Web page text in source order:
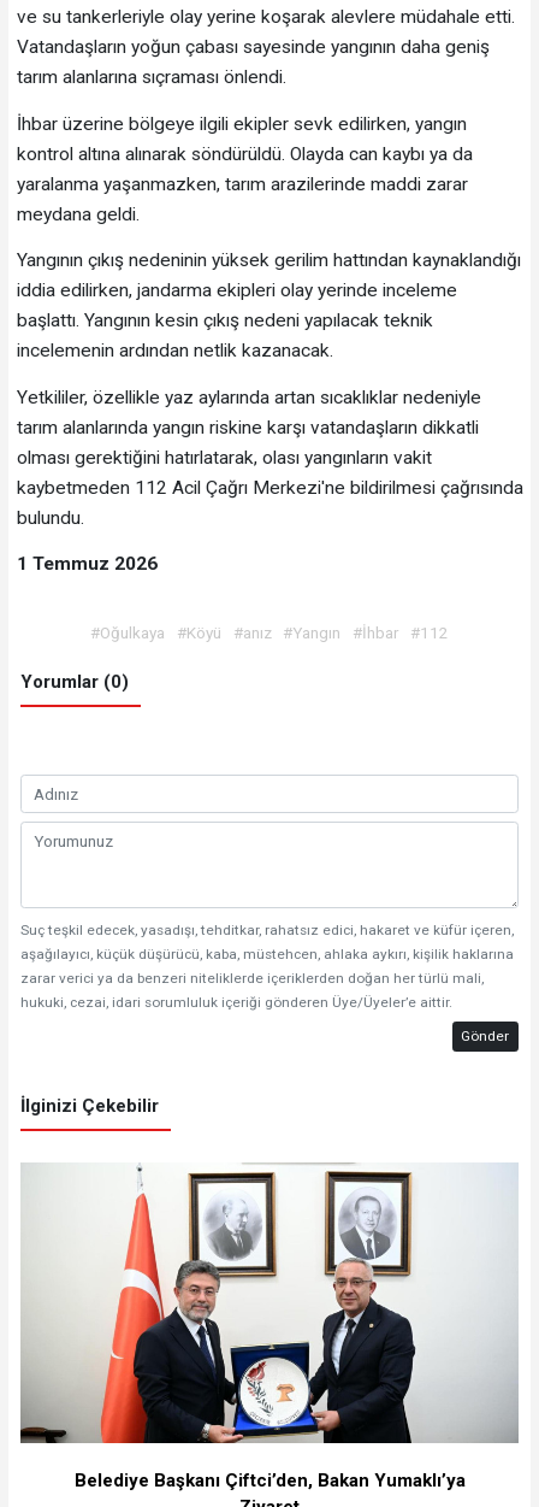
ve su tankerleriyle olay yerine koşarak alevlere müdahale etti.
Vatandaşların yoğun çabası sayesinde yangının daha geniş
tarım alanlarına sıçraması önlendi.
İhbar üzerine bölgeye ilgili ekipler sevk edilirken, yangın
kontrol altına alınarak söndürüldü. Olayda can kaybı ya da
yaralanma yaşanmazken, tarım arazilerinde maddi zarar
meydana geldi.
Yangının çıkış nedeninin yüksek gerilim hattından kaynaklandığı
iddia edilirken, jandarma ekipleri olay yerinde inceleme
başlattı. Yangının kesin çıkış nedeni yapılacak teknik
incelemenin ardından netlik kazanacak.
Yetkililer, özellikle yaz aylarında artan sıcaklıklar nedeniyle
tarım alanlarında yangın riskine karşı vatandaşların dikkatli
olması gerektiğini hatırlatarak, olası yangınların vakit
kaybetmeden 112 Acil Çağrı Merkezi'ne bildirilmesi çağrısında
bulundu.
1 Temmuz 2026
#Oğulkaya #Köyü #anız #Yangın #İhbar #112
Yorumlar (0)
Suç teşkil edecek, yasadışı, tehditkar, rahatsız edici, hakaret ve küfür içeren,
aşağılayıcı, küçük düşürücü, kaba, müstehcen, ahlaka aykırı, kişilik haklarına
zarar verici ya da benzeri niteliklerde içeriklerden doğan her türlü mali,
hukuki, cezai, idari sorumluluk içeriği gönderen Üye/Üyeler’e aittir.
Gönder
İlginizi Çekebilir
Belediye Başkanı Çiftci’den, Bakan Yumaklı’ya